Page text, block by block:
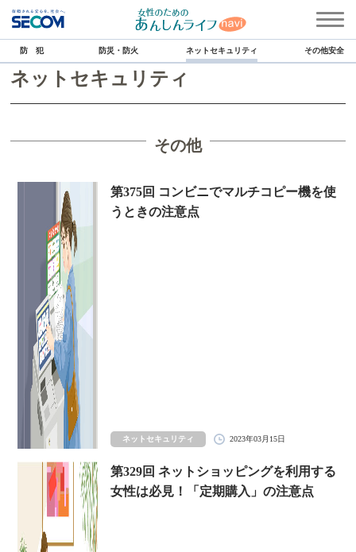
防 犯 防災・防火 ネットセキュリティ その他安全
ネットセキュリティ
その他
第375回 コンビニでマルチコピー機を使
うときの注意点
ネットセキュリティ 2023年03月15日
第329回 ネットショッピングを利用する
女性は必見！「定期購入」の注意点